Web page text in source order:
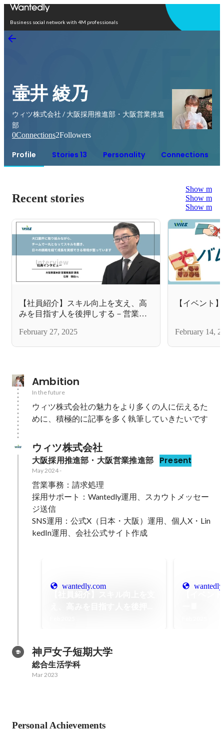
Business social network with 4M professionals
壷井 綾乃
ウィツ株式会社 / 大阪採用推進部・大阪営業推進
部
0Connections2Followers
Profile Stories 13 Personality Connections
Recent stories
Show more
Show more
Show more
【社員紹介】スキル向上を支え、高
みを目指す人を後押しする－営業推
February 27, 2025
【イベント
February 14,
Ambition
In the future
ウィツ株式会社の魅力をより多くの人に伝えるた
めに、積極的に記事を多く執筆していきたいです
ウィツ株式会社
大阪採用推進部・大阪営業推進部 Present
May 2024-
営業事務：請求処理
採用サポート：Wantedly運用、スカウトメッセー
ジ送信
SNS運用：公式X（日本・大阪）運用、個人X・Lin
kedIn運用、会社公式サイト作成
wantedly.com
神戸女子短期大学
総合生活学科
Mar 2023
Personal Achievements